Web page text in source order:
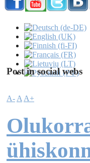
Post in social webs
A-AA+